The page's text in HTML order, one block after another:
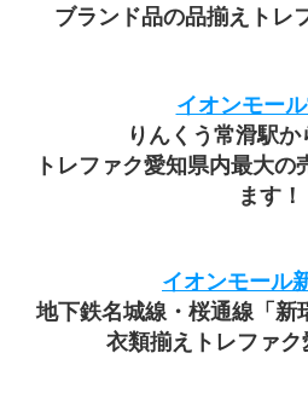
ブランド品の品揃えトレ
イオンモー
りんくう常滑駅か
ます！
イオンモール
地下鉄名城線・桜通線「新
衣類揃えトレファク